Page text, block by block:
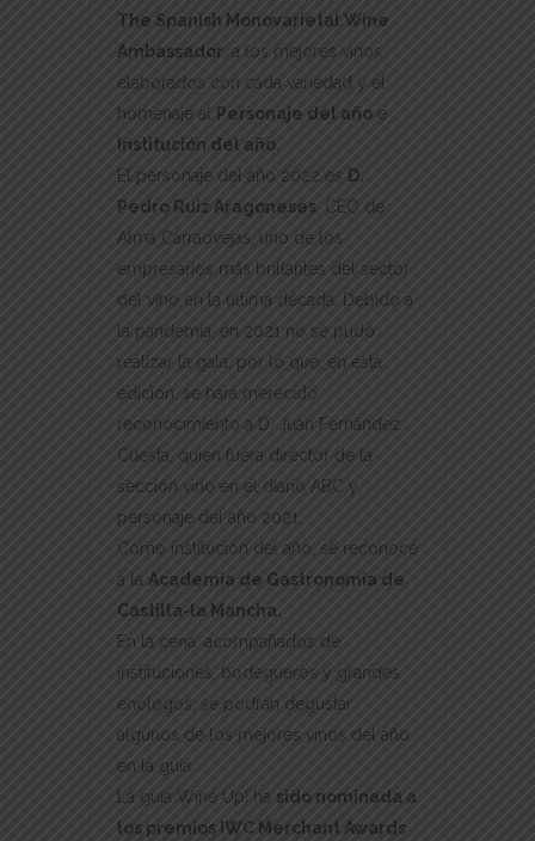
The Spanish Monovarietal Wine
Ambassador , a los mejores vinos
elaborados con cada variedad y el
homenaje al Personaje del año e
Institución del año
El personaje del año 2022 es D.
Pedro Ruiz Aragoneses , CEO de
Alma Carraovejas, uno de los
empresarios más brillantes del sector
del vino en la última década. Debido a
la pandemia, en 2021 no se pudo
realizar la gala, por lo que, en esta
edición, se hará merecido
reconocimiento a D. Juan Fernández
Cuesta, quien fuera director de la
sección vino en el diario ABC y
personaje del año 2021.
Como institución del año, se reconoce
a la Academia de Gastronomía de
Castilla-la Mancha.
En la cena, acompañados de
instituciones, bodegueros y grandes
enólogos, se podrán degustar
algunos de los mejores vinos del año
en la guía.
La guía Wine Up! ha sido nominada a
los premios IWC Merchant Awards